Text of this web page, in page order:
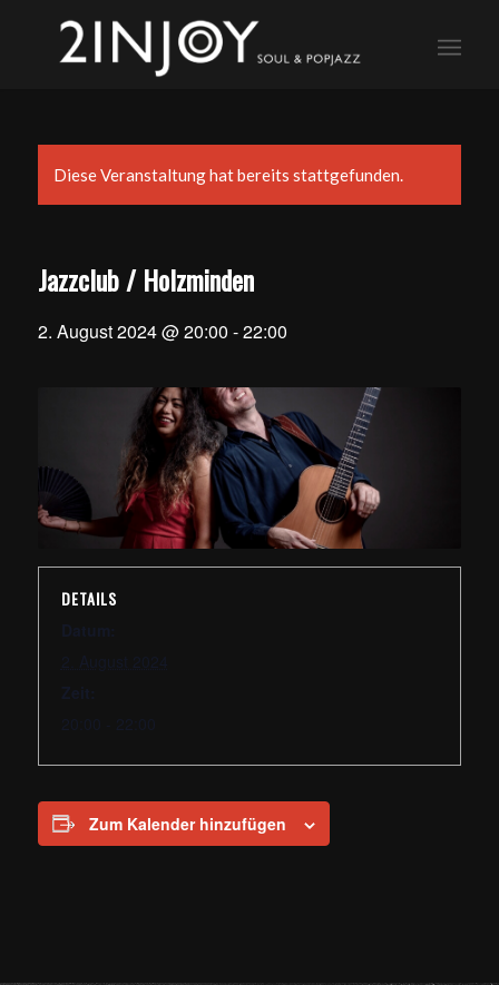
Diese Veranstaltung hat bereits stattgefunden.
Jazzclub / Holzminden
2. August 2024 @ 20:00 -22:00
DETAILS
Zum Kalender hinzufügen